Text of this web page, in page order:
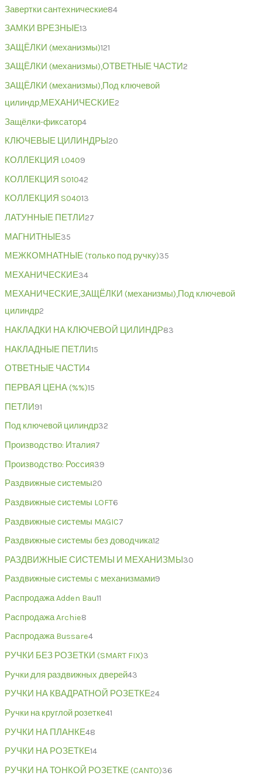
Завертки сантехнические84
ЗАМКИ ВРЕЗНЫЕ13
ЗАЩЁЛКИ (механизмы)121
ЗАЩЁЛКИ (механизмы),ОТВЕТНЫЕ ЧАСТИ2
ЗАЩЁЛКИ (механизмы),Под ключевой
цилиндр,МЕХАНИЧЕСКИЕ2
Защёлки-фиксатор4
КЛЮЧЕВЫЕ ЦИЛИНДРЫ 20
КОЛЛЕКЦИЯ L0409
КОЛЛЕКЦИЯ S01042
КОЛЛЕКЦИЯ S04013
ЛАТУННЫЕ ПЕТЛИ27
МАГНИТНЫЕ35
МЕЖКОМНАТНЫЕ (только под ручку)35
МЕХАНИЧЕСКИЕ34
МЕХАНИЧЕСКИЕ,ЗАЩЁЛКИ (механизмы),Под ключевой
цилиндр2
НАКЛАДКИ НА КЛЮЧЕВОЙ ЦИЛИНДР83
НАКЛАДНЫЕ ПЕТЛИ15
ОТВЕТНЫЕ ЧАСТИ4
ПЕРВАЯ ЦЕНА (%%)15
ПЕТЛИ91
Под ключевой цилиндр32
Производство: Италия7
Производство: Россия39
Раздвижные системы20
Раздвижные системы LOFT6
Раздвижные системы MAGIC7
Раздвижные системы без доводчика12
РАЗДВИЖНЫЕ СИСТЕМЫ И МЕХАНИЗМЫ 30
Раздвижные системы с механизмами9
Распродажа Adden Bau11
Распродажа Archie8
Распродажа Bussare4
РУЧКИ БЕЗ РОЗЕТКИ (SMART FIX)3
Ручки для раздвижных дверей43
РУЧКИ НА КВАДРАТНОЙ РОЗЕТКЕ24
Ручки на круглой розетке41
РУЧКИ НА ПЛАНКЕ48
РУЧКИ НА РОЗЕТКЕ14
РУЧКИ НА ТОНКОЙ РОЗЕТКЕ (CANTO)36